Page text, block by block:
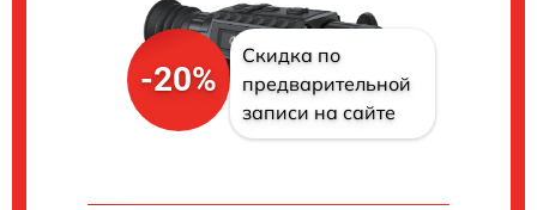
-20%
Скидка по
предварительной
записи на сайте